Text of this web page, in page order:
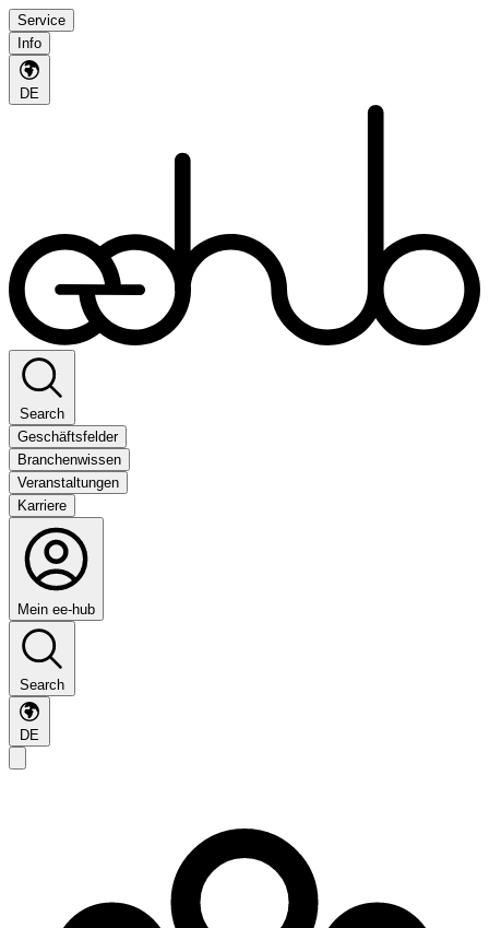
Service
Info
DE
Search
Geschäftsfelder
Branchenwissen
Veranstaltungen
Karriere
Mein ee-hub
Search
DE